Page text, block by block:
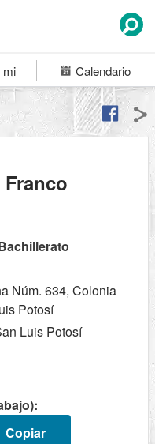
mi Calendario
Núm. 634, Colonia
Potosí
Luis Potosí
Copiar